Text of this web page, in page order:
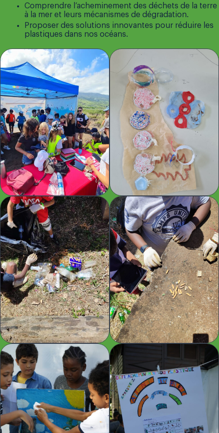
Comprendre l’acheminement des déchets de la terre
à la mer et leurs mécanismes de dégradation.
Proposer des solutions innovantes pour réduire les
plastiques dans nos océans.